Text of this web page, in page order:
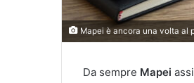
Mapei è ancora una volta al
Da sempre Mapei